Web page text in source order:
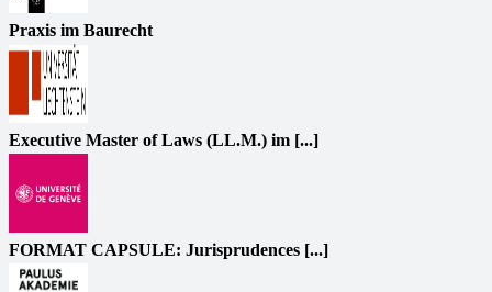
Praxis im Baurecht
Executive Master of Laws (LL.M.) im [...]
FORMAT CAPSULE: Jurisprudences [...]